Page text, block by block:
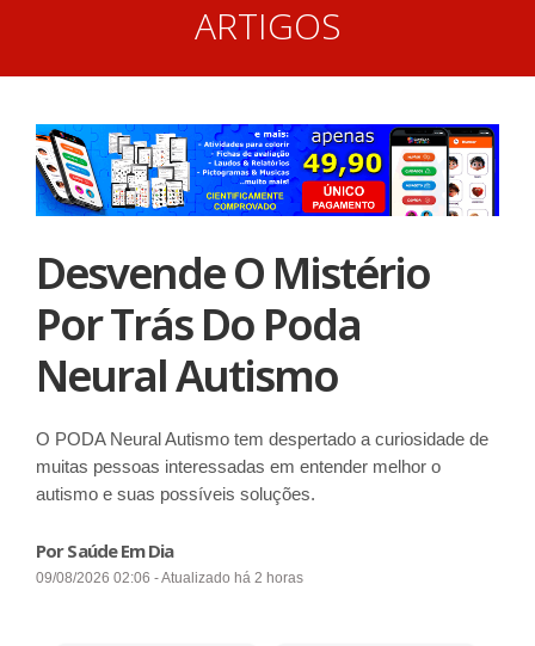
ARTIGOS
Desvende O Mistério
Por Trás Do Poda
Neural Autismo
O PODA Neural Autismo tem despertado a curiosidade de
muitas pessoas interessadas em entender melhor o
autismo e suas possíveis soluções.
Por Saúde Em Dia
09/08/2026 02:06 - Atualizado há 2 horas